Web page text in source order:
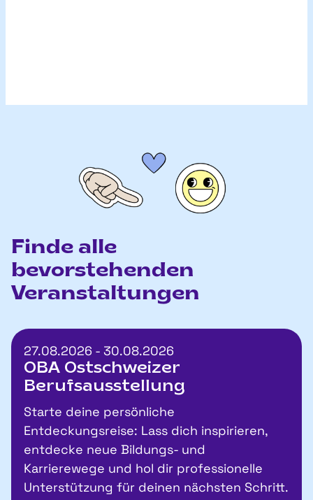
Finde alle
bevorstehenden
Veranstaltungen
27.08.2026 - 30.08.2026
OBA Ostschweizer
Berufsausstellung
Starte deine persönliche
Entdeckungsreise: Lass dich inspirieren,
entdecke neue Bildungs- und
Karrierewege und hol dir professionelle
Unterstützung für deinen nächsten Schritt.